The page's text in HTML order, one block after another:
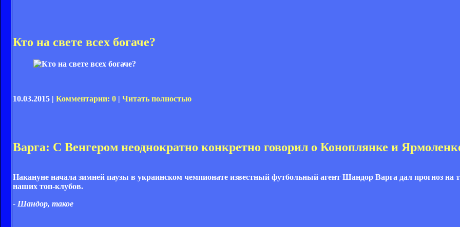
Кто на cвете всех богаче?
10.03.2015 | Комментарии: 0 | Читать полностью
Варга: С Венгером неоднократно конкретно говорил о Коноплянке и
Накануне начала зимней паузы в украинском чемпионате известный футбольный агент Шандор Варга дал прогноз
наших топ-клубов.
- Шандор, такое